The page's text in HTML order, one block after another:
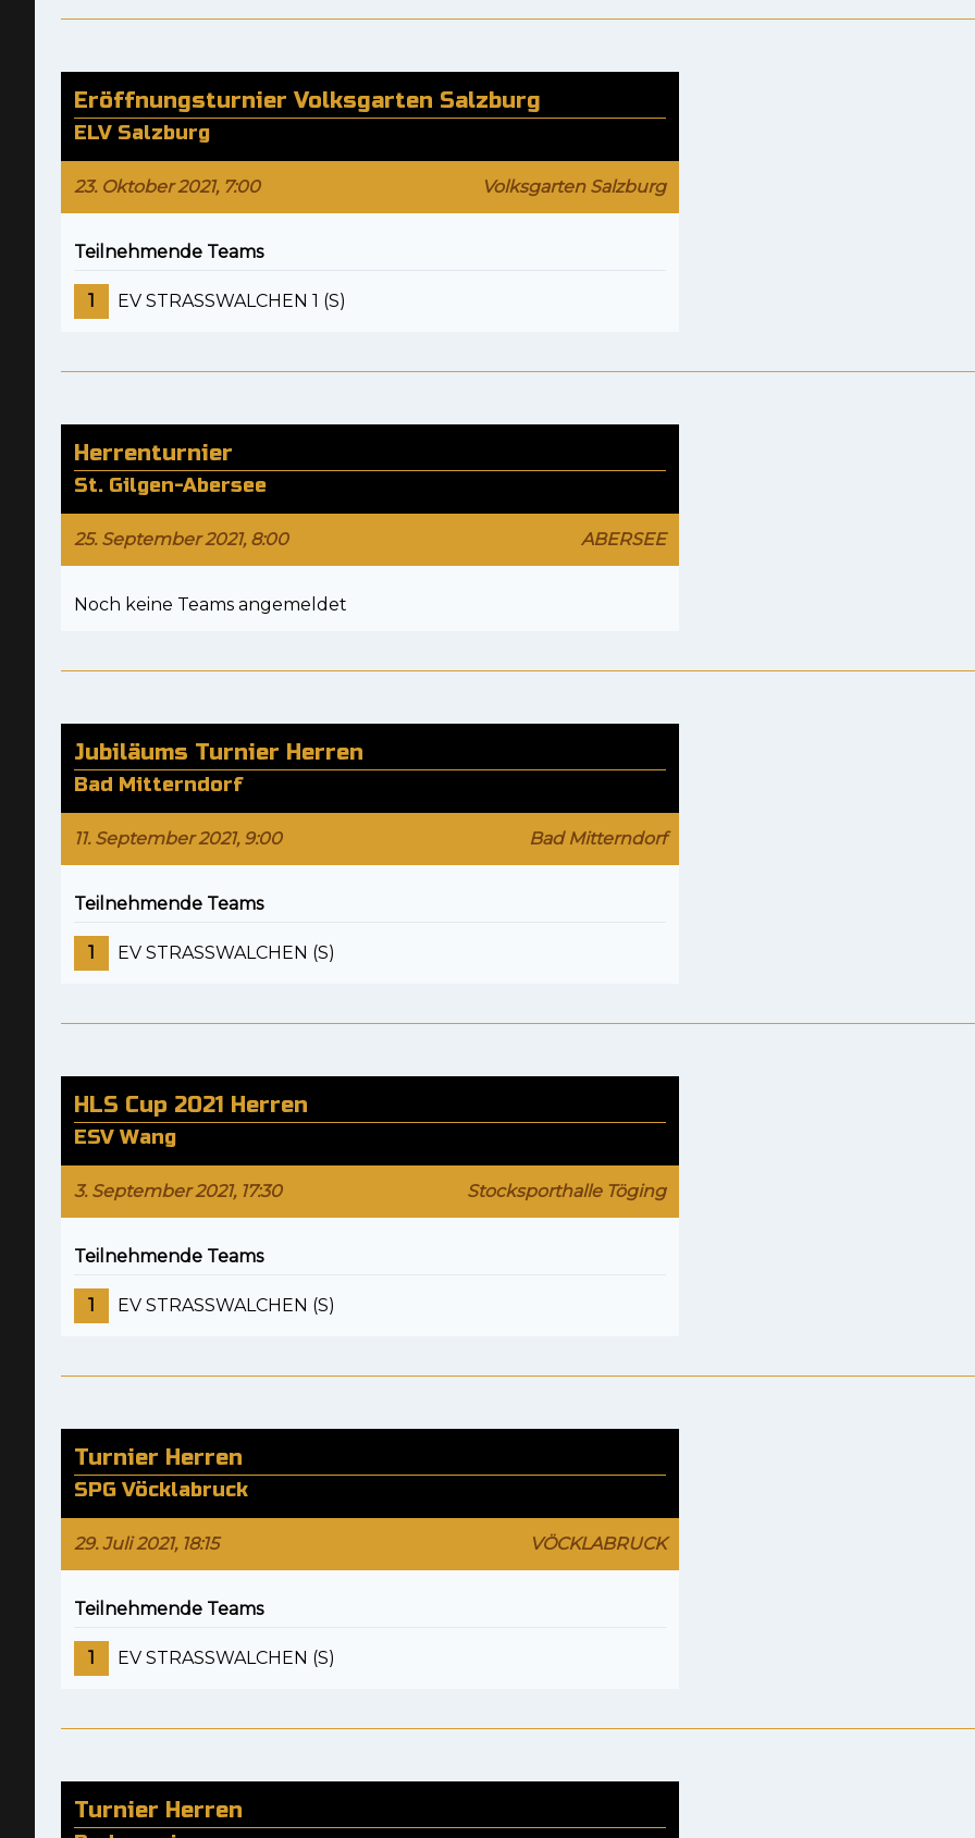
Eröffnungsturnier Volksgarten Salzburg
ELV Salzburg
23. Oktober 2021, 7:00 Volksgarten Salzburg
Teilnehmende Teams
1 EV STRASSWALCHEN 1 (S)
Herrenturnier
St. Gilgen-Abersee
25. September 2021, 8:00 ABERSEE
Noch keine Teams angemeldet
Jubiläums Turnier Herren
Bad Mitterndorf
11. September 2021, 9:00 Bad Mitterndorf
Teilnehmende Teams
1 EV STRASSWALCHEN (S)
HLS Cup 2021 Herren
ESV Wang
3. September 2021, 17:30 Stocksporthalle Töging
Teilnehmende Teams
1 EV STRASSWALCHEN (S)
Turnier Herren
SPG Vöcklabruck
29. Juli 2021, 18:15 VÖCKLABRUCK
Teilnehmende Teams
1 EV STRASSWALCHEN (S)
Turnier Herren